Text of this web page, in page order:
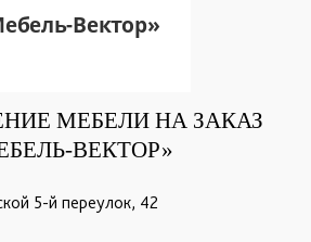
МЕБЕЛИ НА ЗАКАЗ
ВЕКТОР»
5-й переулок, 42